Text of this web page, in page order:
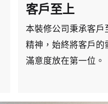
客戶至上
本裝修公司秉承客戶
精神，始終將客戶的
滿意度放在第一位。